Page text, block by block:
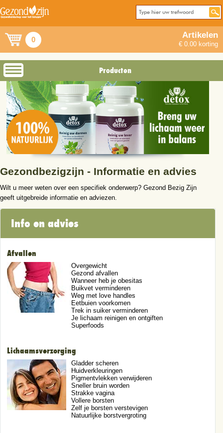
0 Artikelen
€ 0.00 korting
Producten
Gezondbezigzijn - Informatie en advies
Wilt u meer weten over een specifiek onderwerp? Gezond Bezig Zijn
geeft uitgebreide informatie en adviezen.
Info en advies
Afvallen
Overgewicht
Gezond afvallen
Wanneer heb je obesitas
Buikvet verminderen
Weg met love handles
Eetbuien voorkomen
Trek in suiker verminderen
Je lichaam reinigen en ontgiften
Superfoods
Lichaamsverzorging
Gladder scheren
Huidverkleuringen
Pigmentvlekken verwijderen
Sneller bruin worden
Strakke vagina
Vollere borsten
Zelf je borsten verstevigen
Natuurlijke borstvergroting